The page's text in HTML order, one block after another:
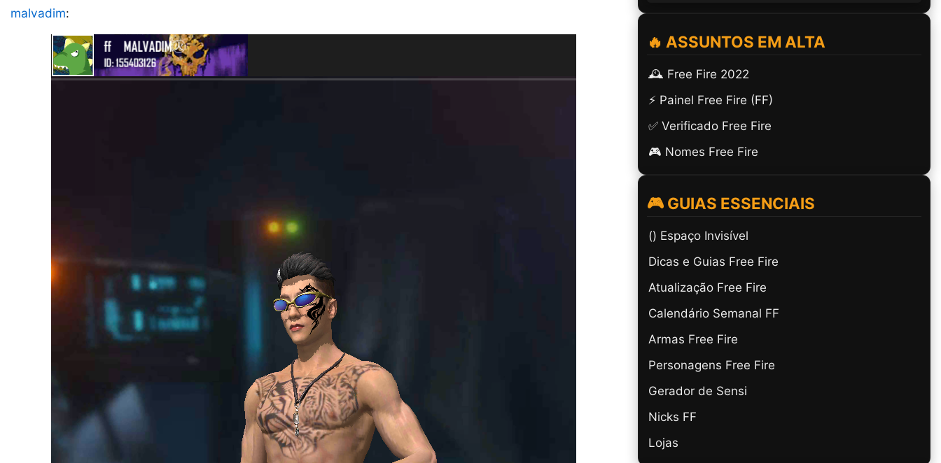
malvadim:
🔥 ASSUNTOS EM ALTA
🕰️ Free Fire 2022
⚡ Painel Free Fire (FF)
✅ Verificado Free Fire
🎮 Nomes Free Fire
🎮 GUIAS ESSENCIAIS
(ㅤ) Espaço Invisível
Dicas e Guias Free Fire
Atualização Free Fire
Calendário Semanal FF
Armas Free Fire
Personagens Free Fire
Gerador de Sensi
Nicks FF
Lojas